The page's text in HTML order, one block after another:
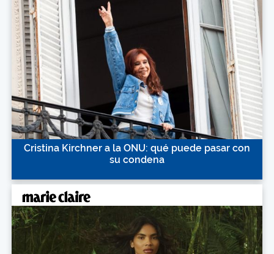
Cristina Kirchner a la ONU: qué puede pasar con
su condena